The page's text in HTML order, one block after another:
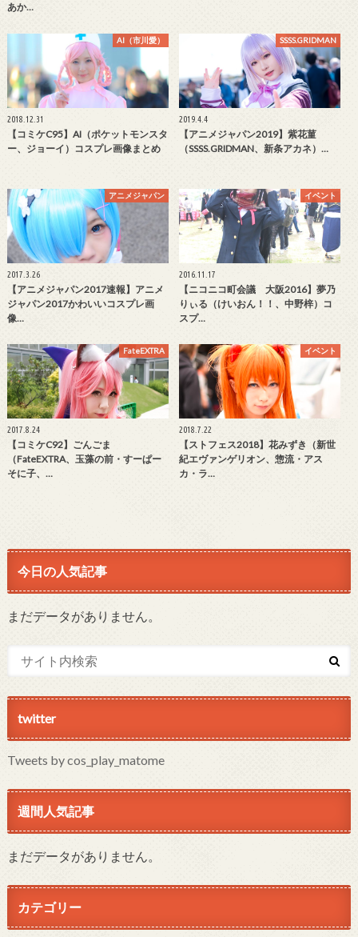
あか…
AI（市川愛）
2018.12.31
【コミケC95】AI（ポケットモンスタ
ー、ジョーイ）コスプレ画像まとめ
SSSS.GRIDMAN
2019.4.4
【アニメジャパン2019】紫花菫
（SSSS.GRIDMAN、新条アカネ）…
アニメジャパン
2017.3.26
【アニメジャパン2017速報】アニメ
ジャパン2017かわいいコスプレ画
像…
イベント
2016.11.17
【ニコニコ町会議 大阪2016】夢乃
りぃる（けいおん！！、中野梓）コ
スプ…
FateEXTRA
2017.8.24
【コミケC92】ごんごま
（FateEXTRA、玉藻の前・すーぱー
そに子、…
イベント
2018.7.22
【ストフェス2018】花みずき（新世
紀エヴァンゲリオン、惣流・アス
カ・ラ…
今日の人気記事
まだデータがありません。
twitter
Tweets by cos_play_matome
週間人気記事
まだデータがありません。
カテゴリー